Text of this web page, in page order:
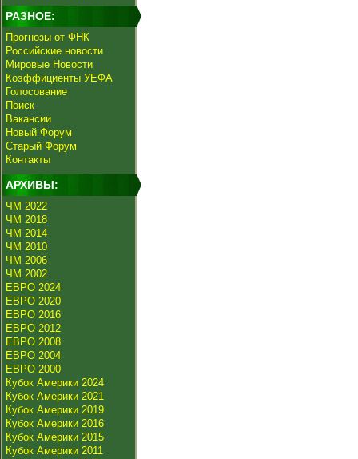
РАЗНОЕ:
Прогнозы от ФНК
Российские новости
Мировые Новости
Коэффициенты УЕФА
Голосование
Поиск
Вакансии
Новый Форум
Старый Форум
Контакты
АРХИВЫ:
ЧМ 2022
ЧМ 2018
ЧМ 2014
ЧМ 2010
ЧМ 2006
ЧМ 2002
ЕВРО 2024
ЕВРО 2020
ЕВРО 2016
ЕВРО 2012
ЕВРО 2008
ЕВРО 2004
ЕВРО 2000
Кубок Америки 2024
Кубок Америки 2021
Кубок Америки 2019
Кубок Америки 2016
Кубок Америки 2015
Кубок Америки 2011